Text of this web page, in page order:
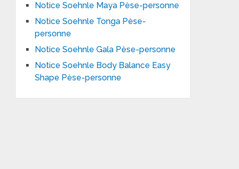
Notice Soehnle Maya Pèse-personne
Notice Soehnle Tonga Pèse-
personne
Notice Soehnle Gala Pèse-personne
Notice Soehnle Body Balance Easy
Shape Pèse-personne